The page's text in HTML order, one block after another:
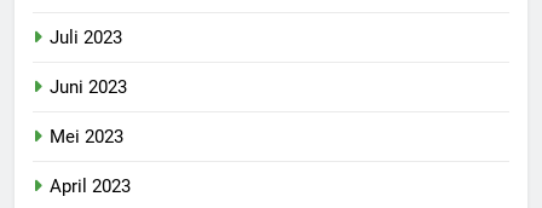
Juli 2023
Juni 2023
Mei 2023
April 2023